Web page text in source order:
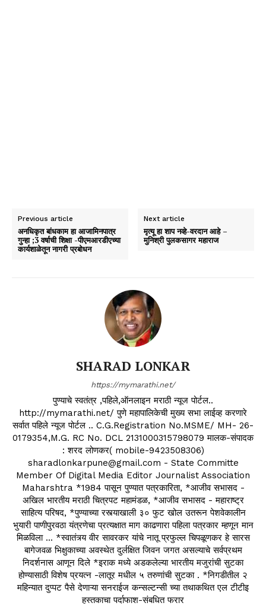
Previous article
अनधिकृत बांधकाम हा आजामिनपात्र
गुन्हा ;3 वर्षाची शिक्षा -पीएमआरडीएच्या
कार्यशाळेतून नागरी प्रबोधन
Next article
मृत्यू हा शाप नव्हे-वरदान आहे –
मुनिश्री पुलकसागर महाराज
SHARAD LONKAR
https://mymarathi.net/
पुण्याचे स्वतंत्र ,पहिले,ऑनलाइन मराठी न्यूज पोर्टल..
http://mymarathi.net/ पुणे महापालिकेची मुख्य सभा लाईव्ह करणारे
सर्वात पहिले न्यूज पोर्टल .. C.G.Registration No.MSME/ MH- 26-
0179354,M.G. RC No. DCL 2131000315798079 मालक-संपादक
: शरद लोणकर( mobile-9423508306)
sharadlonkarpune@gmail.com - State Committe
Member Of Digital Media Editor Journalist Association
Maharshtra *1984 पासून पुण्यात पत्रकारिता, *आजीव सभासद -
अखिल भारतीय मराठी चित्रपट महामंडळ, *आजीव सभासद - महाराष्ट्र
साहित्य परिषद, *पुण्याच्या रस्त्याखाली ३० फुट खोल उतरून पेशवेकालीन
भुयारी पाणीपुरवठा यंत्रणेचा प्रत्यक्षात माग काढणारा पहिला पत्रकार म्हणून मान
मिळविला ... *स्वातंत्र्य वीर सावरकर यांचे नातू प्रफुल्ल चिपळूणकर हे सारस
बागेजवळ भिक्षुकाच्या अवस्थेत दुर्लक्षित जिवन जगत असल्याचे सर्वप्रथम
निदर्शनास आणून दिले *इराक मध्ये अडकलेल्या भारतीय मजुरांची सुटका
होण्यासाठी विशेष प्रयत्न -लातूर मधील ५ तरुणांची सुटका . *निगडीतील २
महिन्यात दुप्पट पैसे देणाऱ्या सनराईज कन्सल्टन्सी च्या तथाकथित एल टीटीइ
हस्तकाचा पर्दाफाश-संबधित फरार